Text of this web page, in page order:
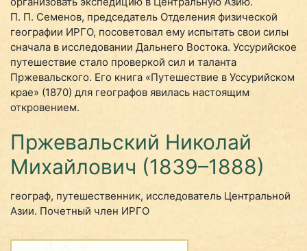
П. П. Семенов, председатель Отделения физической
географии ИРГО, посоветовал ему испытать свои силы
сначала в исследовании Дальнего Востока. Уссурийское
путешествие стало проверкой сил и таланта
Пржевальского. Его книга «Путешествие в Уссурийском
крае» (1870) для географов явилась настоящим
откровением.
Пржевальский Николай
Михайлович (1839–1888)
географ, путешественник, исследователь Центральной
Азии. Почетный член ИРГО